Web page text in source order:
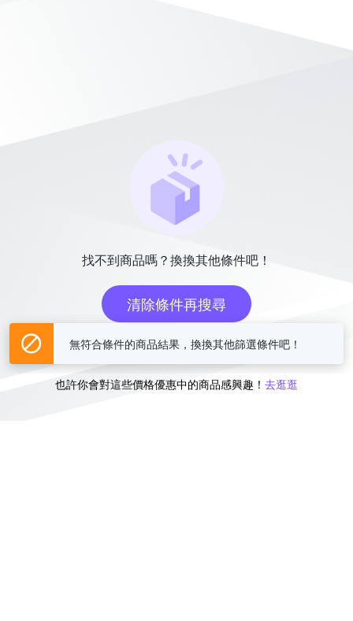
找不到商品嗎？換換其他條件吧！
清除條件再搜尋
或
也許你會對這些價格優惠中的商品感興趣！ 去逛逛
無符合條件的商品結果，換換其他篩選條件吧！